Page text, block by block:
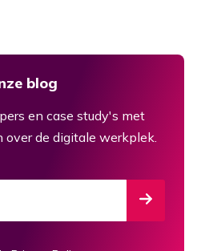
blog
en case study's met
de digitale werkplek.